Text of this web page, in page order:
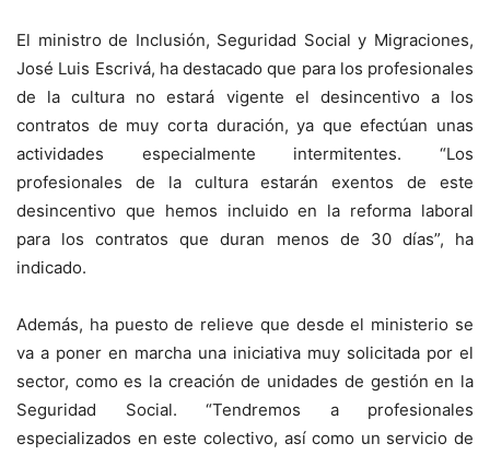
El ministro de Inclusión, Seguridad Social y Migraciones,
José Luis Escrivá, ha destacado que para los profesionales
de la cultura no estará vigente el desincentivo a los
contratos de muy corta duración, ya que efectúan unas
actividades especialmente intermitentes. “Los
profesionales de la cultura estarán exentos de este
desincentivo que hemos incluido en la reforma laboral
para los contratos que duran menos de 30 días”, ha
indicado.
Además, ha puesto de relieve que desde el ministerio se
va a poner en marcha una iniciativa muy solicitada por el
sector, como es la creación de unidades de gestión en la
Seguridad Social. “Tendremos a profesionales
especializados en este colectivo, así como un servicio de